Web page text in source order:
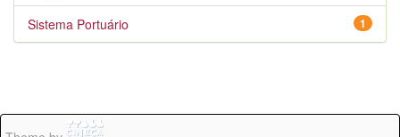
1
Sistema Portuário